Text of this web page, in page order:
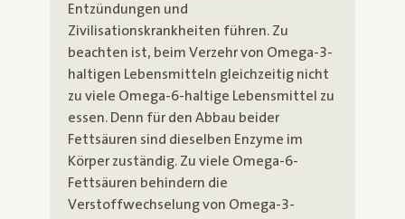
Entzündungen und
Zivilisationskrankheiten führen. Zu
beachten ist, beim Verzehr von Omega-3-
haltigen Lebensmitteln gleichzeitig nicht
zu viele Omega-6-haltige Lebensmittel zu
essen. Denn für den Abbau beider
Fettsäuren sind dieselben Enzyme im
Körper zuständig. Zu viele Omega-6-
Fettsäuren behindern die
Verstoffwechselung von Omega-3-